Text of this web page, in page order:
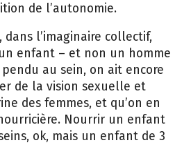
de l’autonomie.
l’imaginaire collectif,
enfant – et non un homme
au sein, on ait encore
de la vision sexuelle et
des femmes, et qu’on en
Nourrir un enfant
ok, mais un enfant de 3